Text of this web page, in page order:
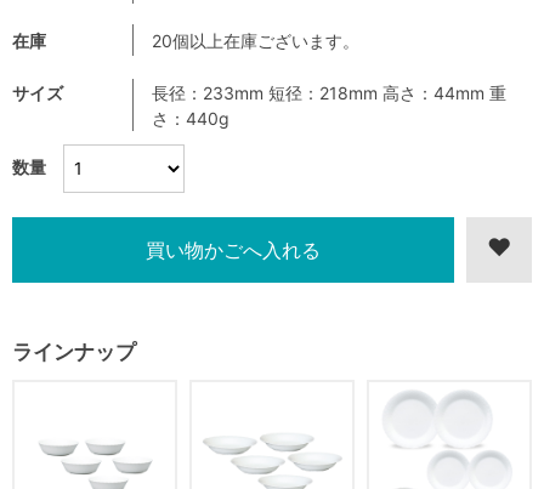
数量
在庫 20個以上在庫ございます。
サイズ
長径：233mm 短径：218mm 高さ：44mm 重
さ：440g
ラインナップ